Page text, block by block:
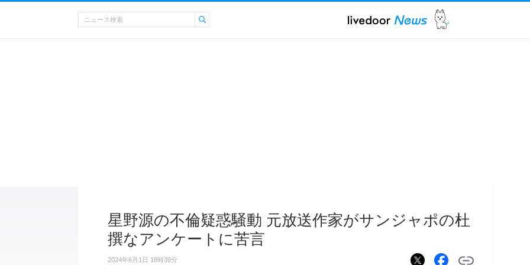
星野源の不倫疑惑騒動 元放送作家がサンジャポの杜
撰なアンケートに苦言
2024年6月1日 18時39分